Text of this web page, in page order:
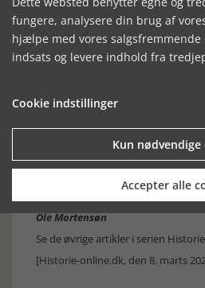
Han befandt sig i en evig kamp
og kunstnerisk anerkendelse. Han
maleri til Nationalmuseet. Motivet
Midsommerblot, og værket mødte
Afvisningen af hans værk var en
hans senere år ingen let gang på
Han døde i 1919 i Sundborn af en
døde i 1928. Børnene valgte at
den måde blev bevaret, og i dag er
besøgte kunstnerhjem og et
Ole Mortensøn
Se de øvrige artikler i serien
[Historie-online.dk, den 8. marts
fungere, analysere din brug af
hjælpe med vores
indsats og levere indhold fra
Cookie indstillinger
Kun nødvendige
Accepter alle